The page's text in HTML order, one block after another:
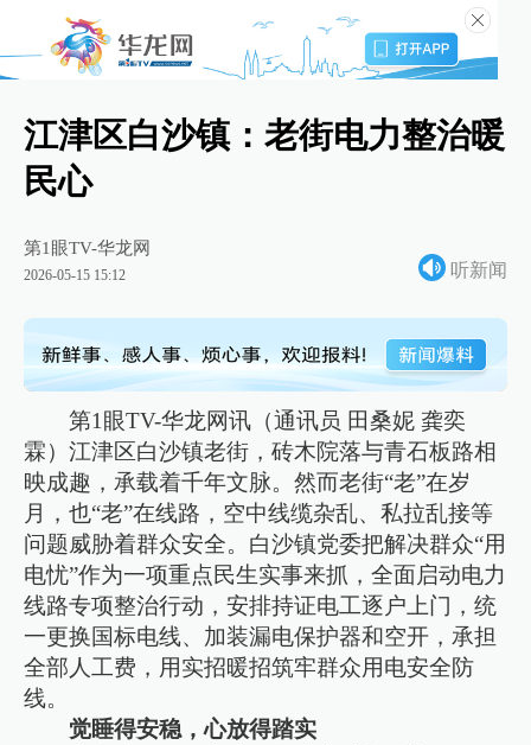
江津区白沙镇：老街电力整治暖
民心
第1眼TV-华龙网
2026-05-15 15:12 听新闻
第1眼TV-华龙网讯（通讯员 田桑妮 龚奕
霖）江津区白沙镇老街，砖木院落与青石板路相
映成趣，承载着千年文脉。然而老街“老”在岁
月，也“老”在线路，空中线缆杂乱、私拉乱接等
问题威胁着群众安全。白沙镇党委把解决群众“用
电忧”作为一项重点民生实事来抓，全面启动电力
线路专项整治行动，安排持证电工逐户上门，统
一更换国标电线、加装‌漏电保护器和空开，承担
全部人工费，用实招暖招筑牢群众用电安全防
线。
觉睡得安稳，心放得踏实